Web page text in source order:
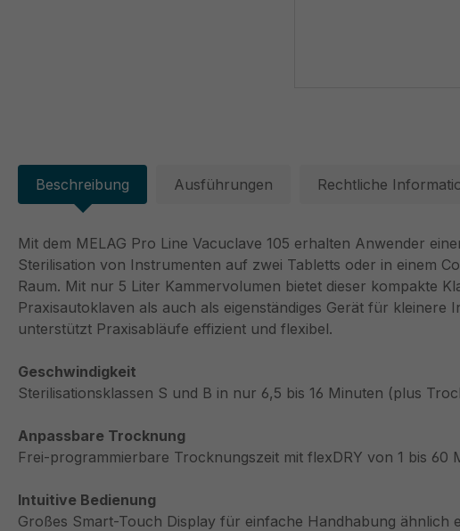
Beschreibung Ausführungen Rechtliche
Mit dem MELAG Pro Line Vacuclave 105 erhalten Anwender
Sterilisation von Instrumenten auf zwei Tabletts oder in einem
Raum. Mit nur 5 Liter Kammervolumen bietet dieser kompakte
Praxisautoklaven als auch als eigenständiges Gerät für kleinere
unterstützt Praxisabläufe effizient und flexibel.
Geschwindigkeit
Sterilisationsklassen S und B in nur 6,5 bis 16 Minuten (plus
Anpassbare Trocknung
Frei-programmierbare Trocknungszeit mit flexDRY von 1 bis 60
Intuitive Bedienung
Großes Smart-Touch Display für einfache Handhabung ähnlich